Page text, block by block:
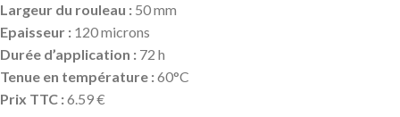
Largeur du rouleau : 50 mm
Epaisseur : 120 microns
Durée d’application : 72 h
Tenue en température :60°C
Prix TTC :6.59 €